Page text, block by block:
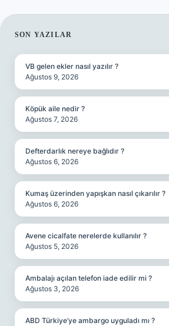
SIDEBAR
SON YAZILAR
VB gelen ekler nasıl yazılır ?
Ağustos 9, 2026
Köpük aile nedir ?
Ağustos 7, 2026
Defterdarlık nereye bağlıdır ?
Ağustos 6, 2026
Kumaş üzerinden yapışkan nasıl çıkarılır ?
Ağustos 6, 2026
Avene cicalfate nerelerde kullanılır ?
Ağustos 5, 2026
Ambalajı açılan telefon iade edilir mi ?
Ağustos 3, 2026
ABD Türkiye’ye ambargo uyguladı mı ?